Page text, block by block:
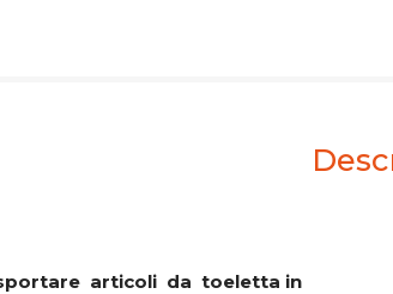
articoli da toeletta in